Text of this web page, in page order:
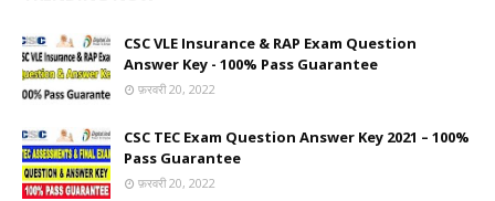
CSC VLE Insurance & RAP Exam Question
Answer Key - 100% Pass Guarantee
फ़रवरी 20, 2022
CSC TEC Exam Question Answer Key 2021 – 100%
Pass Guarantee
फ़रवरी 20, 2022